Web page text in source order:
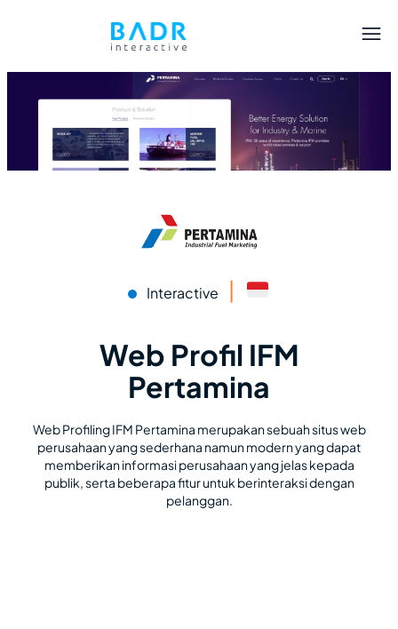
Interactive |
Web Profil IFM
Pertamina
Web Profiling IFM Pertamina merupakan sebuah situs web
perusahaan yang sederhana namun modern yang dapat
memberikan informasi perusahaan yang jelas kepada
publik, serta beberapa fitur untuk berinteraksi dengan
pelanggan.